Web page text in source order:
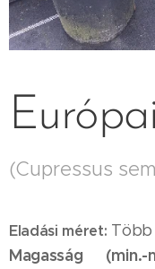
(Cupressus
Eladási méret:
Magasság (min.-